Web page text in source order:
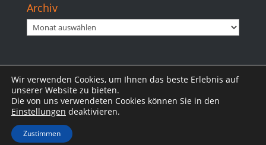
Archiv
Archiv
Impressum Datenschutzerklärung
© 2025 Jan B. Otte | www.otte.bayern
Wir verwenden Cookies, um Ihnen das beste Erlebnis auf
unserer Website zu bieten.
Die von uns verwendeten Cookies können Sie in den
Einstellungen deaktivieren.
Zustimmen